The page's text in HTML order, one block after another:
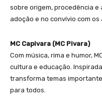
sobre origem, procedência
adoção e no convívio com os
MC Capivara (MC Pivara)
Com música, rima e humor,
cultura e educação.
transforma temas
para todos.